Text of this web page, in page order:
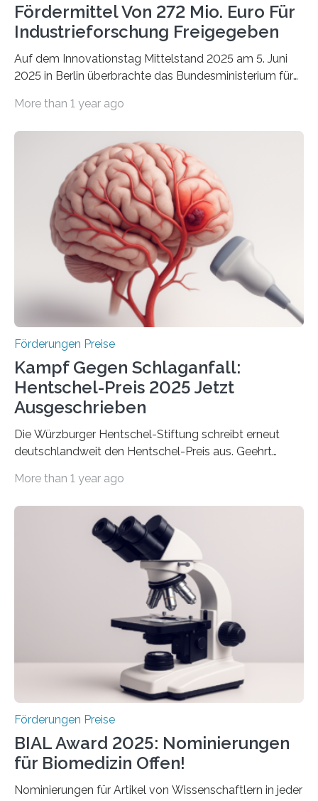
Fördermittel Von 272 Mio. Euro Für
Industrieforschung Freigegeben
Auf dem Innovationstag Mittelstand 2025 am 5. Juni
2025 in Berlin überbrachte das Bundesministerium für
Überplanmäßige Verpflichtungsermächtigungen in
Woche vom Haushaltsausschuss freigegeben – unter
anderem zur Unterstützung der
Industrieforschungsprogramme Industrielle
Gemeinschaftsforschung (IGF), Zentrales
Innovationsprogramm Mittelstand (ZIM) und
Innovationskompetenz INNO-KOM. Auf dem
Innovationstag Mittelstand 2025 am 5. Juni 2025 in
Berlin überbrachte das Bundesministerium für
Wirtschaft und Energie eine gute Nachricht:
Überplanmäßige Verpflichtungsermächtigungen in
More than 1 year ago
Förderungen Preise
Kampf Gegen Schlaganfall:
Hentschel-Preis 2025 Jetzt
Ausgeschrieben
Die Würzburger Hentschel-Stiftung schreibt erneut
deutschlandweit den Hentschel-Preis aus. Geehrt
hochrangige wissenschaftliche Publikation zum Thema
Schlaganfall“ mit Sitz in Würzburg fördert die
Schlaganfallforschung, um die Behandlung der
Betroffenen zu verbessern. Dazu schreibt sie auch in
diesem Jahr wieder deutschlandweit den Hentschel-
Preis aus. Er richtet sich gezielt an jüngere
Forscherinnen und Forscher unter 40 Jahren. Geehrt
werden soll eine herausragende Doktorarbeit oder eine
hochrangige wissenschaftliche Publikation zum Thema
More than 1 year ago
Förderungen Preise
BIAL Award 2025: Nominierungen
für Biomedizin Offen!
Nominierungen für Artikel von Wissenschaftlern in jeder